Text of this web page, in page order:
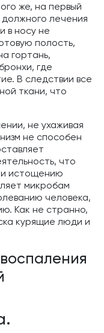
же, на первый
должного лечения
в носу не
полость,
гортань,
где
В следствии все
ткани, что
не ухаживая
не способен
что
и истощению
микробам
человека,
Как не странно,
курящие люди и